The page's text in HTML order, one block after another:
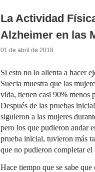
La Actividad
Alzheimer en las
01 de abril de 2018
Si esto no lo alienta a hacer
Suecia muestra que las
vida, tienen casi 90% menos
Después de las pruebas
siguieron a las mujeres
pero los que pudieron andar
prueba inicial, tuvieron más
que no pudieron completar el
Hace tiempo que se sabe